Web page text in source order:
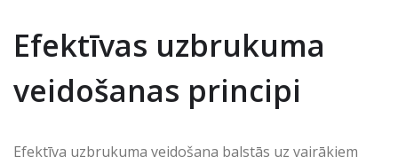
Efektīvas uzbrukuma
veidošanas principi
Efektīva uzbrukuma veidošana balstās uz vairākiem